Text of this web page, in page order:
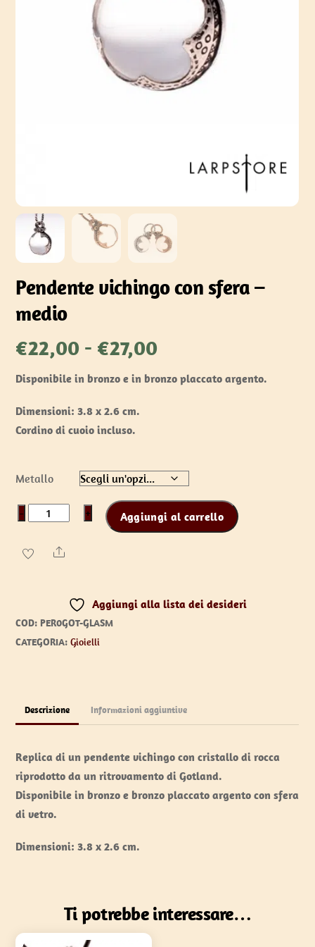
Pendente vichingo con sfera –
medio
€22,00 - €27,00
prezzo:
Disponibile in bronzo e in bronzo placcato argento.
Dimensioni: 3.8 x 2.6 cm.
Cordino di cuoio incluso.
Metallo
−
Pendente
con
quantità
+ Aggiungi al carrello
Share
Aggiungi alla lista dei desideri
COD: PER0GOT-GLASM
CATEGORIA:Gioielli
Descrizione Informazioni aggiuntive
Replica di un pendente vichingo con cristallo di rocca
riprodotto da un ritrovamento di Gotland.
Disponibile in bronzo e bronzo placcato argento con sfera
di vetro.
Dimensioni: 3.8 x 2.6 cm.
Ti potrebbe interessare…